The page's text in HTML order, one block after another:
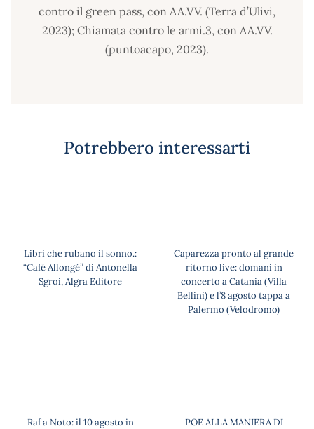
contro il green pass, con AA.VV. (Terra d’Ulivi,
2023); Chiamata contro le armi.3, con AA.VV.
(puntoacapo, 2023).
Potrebbero interessarti
Libri che rubano il sonno.:
“Café Allongé” di Antonella
Sgroi, Algra Editore
Caparezza pronto al grande
ritorno live: domani in
concerto a Catania (Villa
Bellini) e l’8 agosto tappa a
Palermo (Velodromo)
Raf a Noto: il 10 agosto in
POE ALLA MANIERA DI